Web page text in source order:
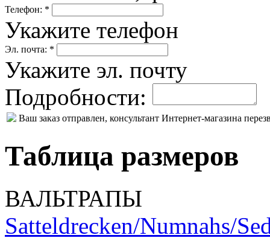
Телефон: *
Укажите телефон
Эл. почта: *
Укажите эл. почту
Подробности:
Ваш заказ отправлен, консультант Интернет-магазина
Таблица размеров
ВАЛЬТРАПЫ
Satteldrecken/Numnahs/